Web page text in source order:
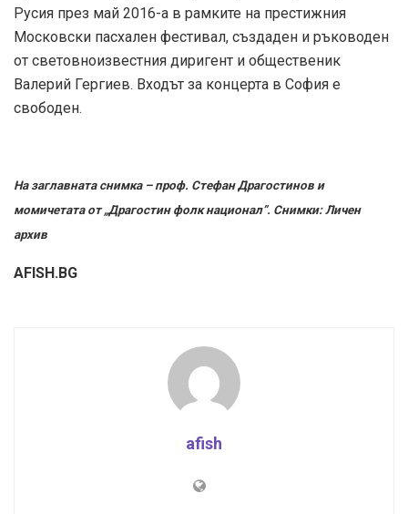
Русия през май 2016-а в рамките на престижния
Московски пасхален фестивал, създаден и ръководен
от световноизвестния диригент и общественик
Валерий Гергиев. Входът за концерта в София е
свободен.
На заглавната снимка – проф. Стефан Драгостинов и
момичетата от „Драгостин фолк национал”. Снимки: Личен
архив
AFISH.BG
afish